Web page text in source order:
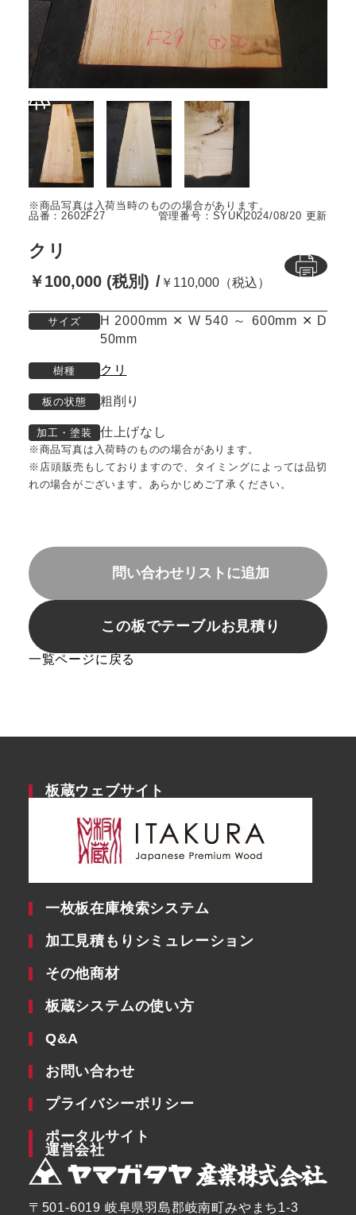
品番：2602F27 管理番号：SYUK2024/08/20 更新
クリ
￥100,000 (税別) ￥110,000（税込）
サイズ
H 2000mm ✕ W 540 ～ 600mm ✕ D
50mm
樹種 クリ
板の状態 粗削り
加工・塗装 仕上げなし
※商品写真は入荷時のものの場合があります。
※店頭販売もしておりますので、タイミングによっては品切
れの場合がございます。あらかじめご了承ください。
問い合わせリストに追加
この板でテーブルお見積り
一覧ページに戻る
板蔵ウェブサイト
一枚板在庫検索システム
加工見積もりシミュレーション
その他商材
板蔵システムの使い方
Q&A
お問い合わせ
プライバシーポリシー
ポータルサイト
運営会社
〒501-6019 岐阜県羽島郡岐南町みやまち1-3